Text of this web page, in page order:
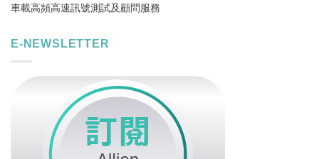
車載高頻高速訊號測試及顧問服務
E-NEWSLETTER